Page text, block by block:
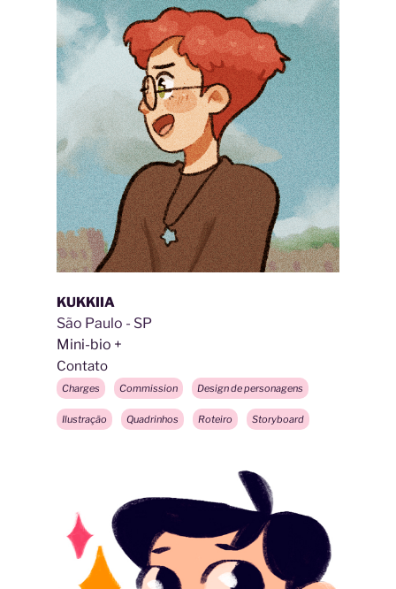
KUKKIIA
São Paulo - SP
Mini-bio
Contato
Charges Commission Design de personagens
Ilustração Quadrinhos Roteiro Storyboard